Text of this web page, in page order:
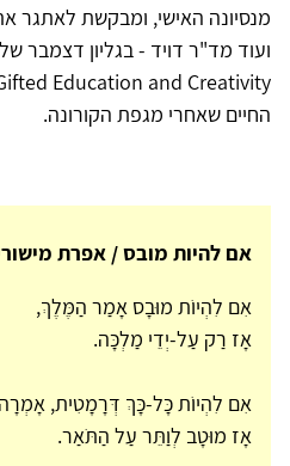
מנסיונה האישי, ומבקשת לאתגר
החיים שאחרי מגפת הקורונה.
אם להיות מובס / אפרת
אִם לִהְיוֹת מוּבָס אָמַר הַמֶּלֶךְ,
אָז רַק עַל-יְדֵי מַלְכָּה.
אִם לִהְיוֹת כָּל-כָּךְ דְּרָמָטִית,
אָז מוּטָב לְוַתֵּר עַל הַתֹּאַר.